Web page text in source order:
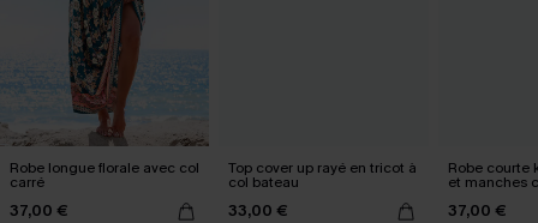
Robe longue florale avec col
carré
37,00 €
Top cover up rayé en tricot à
col bateau
33,00 €
Robe courte
et manches
37,00 €